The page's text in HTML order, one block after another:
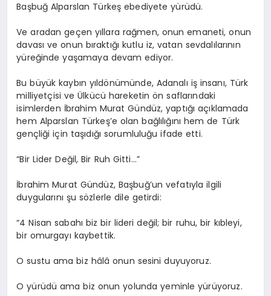
Başbuğ Alparslan Türkeş ebediyete yürüdü.
Ve aradan geçen yıllara rağmen, onun emaneti, onun
davası ve onun bıraktığı kutlu iz, vatan sevdalılarının
yüreğinde yaşamaya devam ediyor.
Bu büyük kaybın yıldönümünde, Adanalı iş insanı, Türk
milliyetçisi ve Ülkücü hareketin ön saflarındaki
isimlerden İbrahim Murat Gündüz, yaptığı açıklamada
hem Alparslan Türkeş’e olan bağlılığını hem de Türk
gençliği için taşıdığı sorumluluğu ifade etti.
“Bir Lider Değil, Bir Ruh Gitti…”
İbrahim Murat Gündüz, Başbuğ’un vefatıyla ilgili
duygularını şu sözlerle dile getirdi:
“4 Nisan sabahı biz bir lideri değil; bir ruhu, bir kıbleyi,
bir omurgayı kaybettik.
O sustu ama biz hâlâ onun sesini duyuyoruz.
O yürüdü ama biz onun yolunda yeminle yürüyoruz.